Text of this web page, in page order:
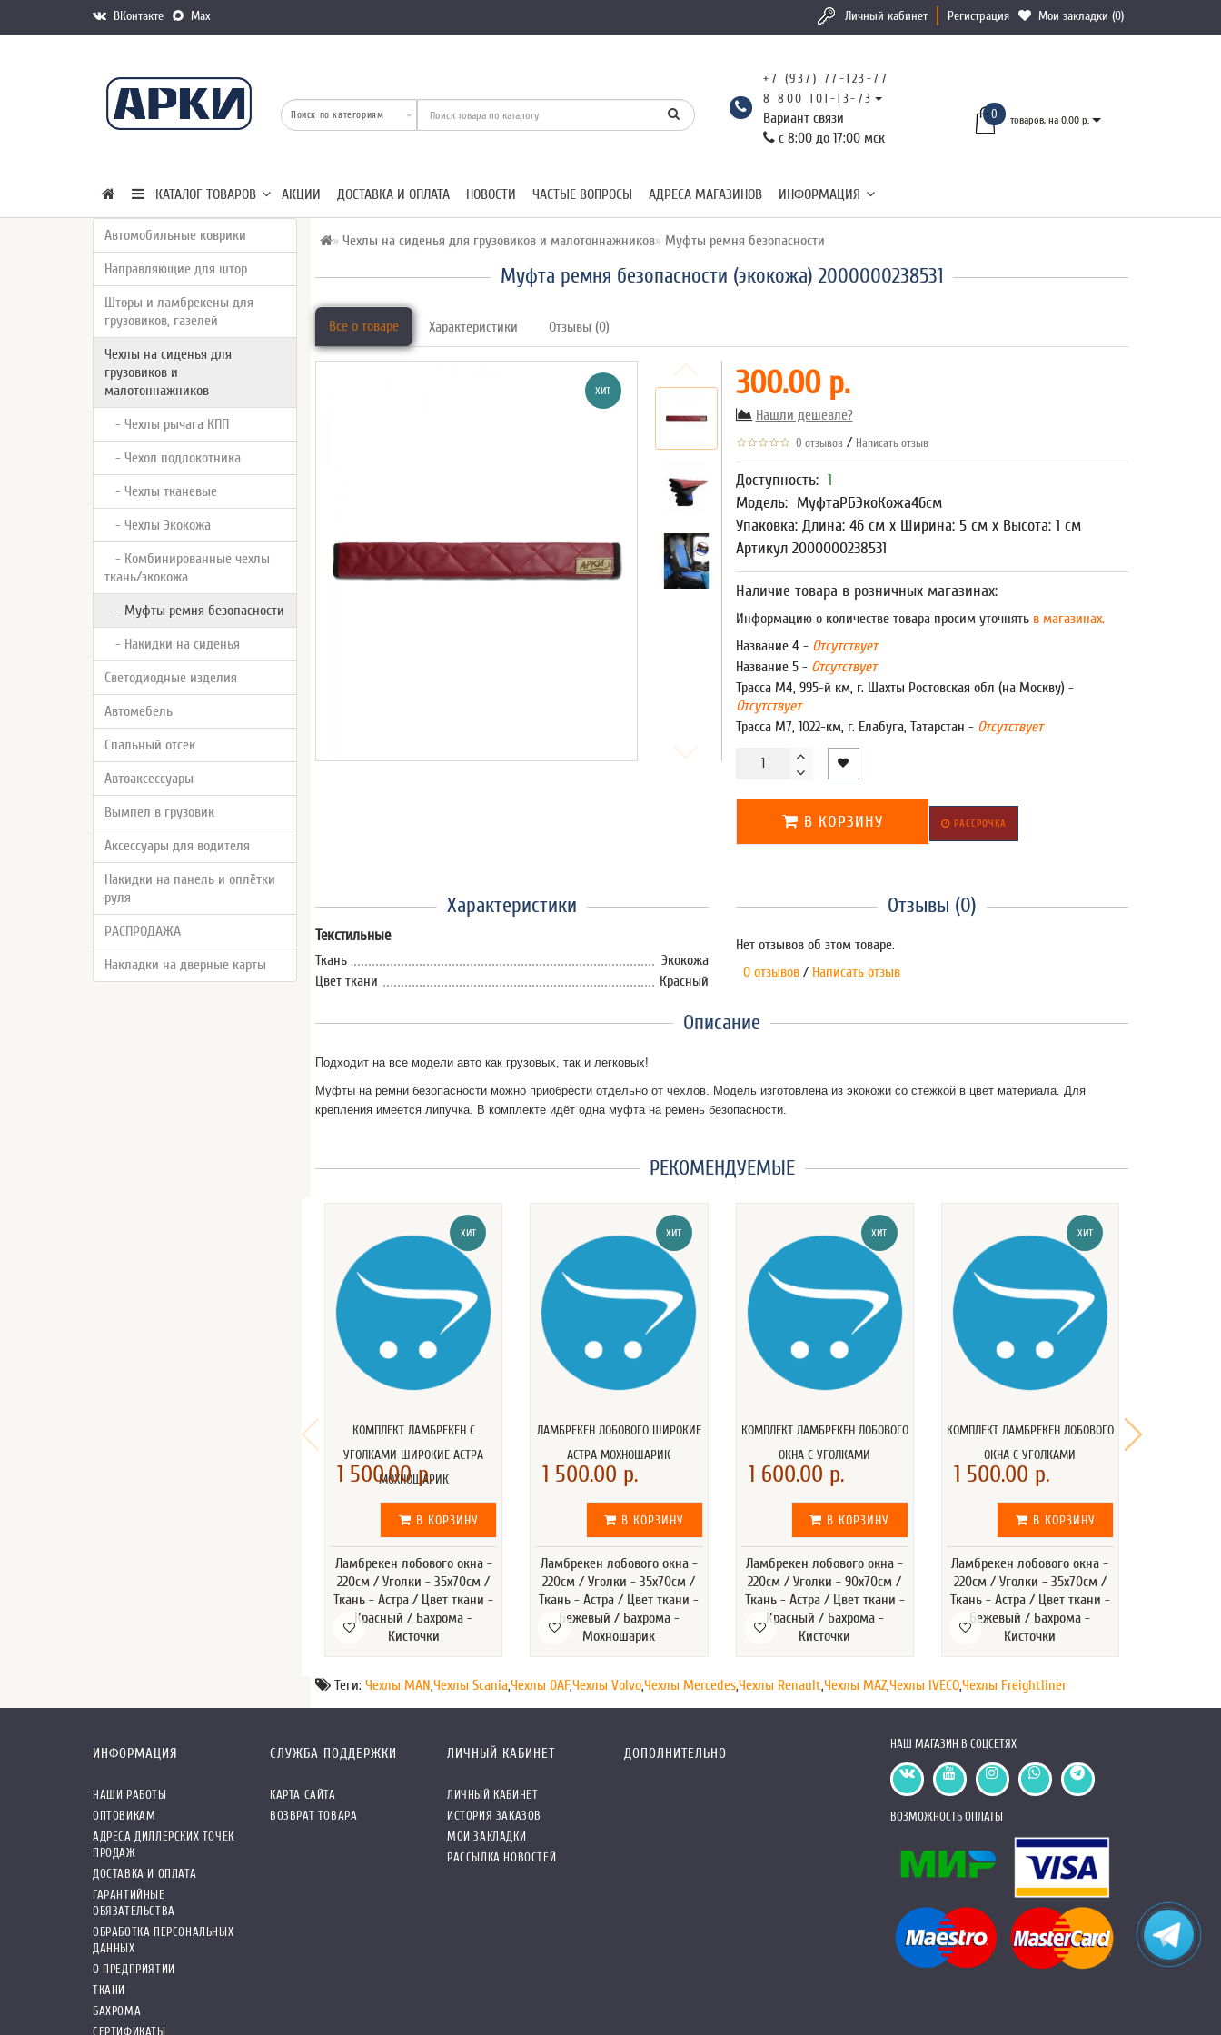
ВКонтакте Max Личный кабинет Регистрация Мои закладки (0)
+7 (937) 77-123-77
8 800 101-13-73
Вариант связи
с 8:00 до 17:00 мск
0 товаров, на 0.00 р.
КАТАЛОГ ТОВАРОВ АКЦИИ ДОСТАВКА И ОПЛАТА НОВОСТИ ЧАСТЫЕ ВОПРОСЫ АДРЕСА МАГАЗИНОВ ИНФОРМАЦИЯ
Автомобильные коврики
Направляющие для штор
Шторы и ламбрекены для
грузовиков, газелей
Чехлы на сиденья для
грузовиков и
малотоннажников
- Чехлы рычага КПП
- Чехол подлокотника
- Чехлы тканевые
- Чехлы Экокожа
- Комбинированные чехлы
ткань/экокожа
- Муфты ремня безопасности
- Накидки на сиденья
Светодиодные изделия
Автомебель
Спальный отсек
Автоаксессуары
Вымпел в грузовик
Аксессуары для водителя
Накидки на панель и оплётки
руля
РАСПРОДАЖА
Накладки на дверные карты
Чехлы на сиденья для грузовиков и малотоннажников Муфты ремня безопасности
Муфта ремня безопасности (экокожа) 2000000238531
Все о товаре Характеристики Отзывы (0)
ХИТ 300.00 р.
Нашли дешевле?
0 отзывов / Написать отзыв
Доступность: 1
Модель: МуфтаРБЭкоКожа46см
Упаковка: Длина: 46 см x Ширина: 5 см x Высота: 1 см
Артикул 2000000238531
Наличие товара в розничных магазинах:
Информацию о количестве товара просим уточнятьв магазинах.
Название 4 - Отсутствует
Название 5 - Отсутствует
Трасса М4, 995-й км, г. Шахты Ростовская обл (на Москву) -
Отсутствует
Трасса М7, 1022-км, г. Елабуга, Татарстан - Отсутствует
В КОРЗИНУ РАССРОЧКА
Характеристики
Текстильные
Ткань
Экокожа
Цвет ткани
Красный
Отзывы (0)
Нет отзывов об этом товаре.
0 отзывов / Написать отзыв
Описание
Подходит на все модели авто как грузовых, так и легковых!
Муфты на ремни безопасности можно приобрести отдельно от чехлов. Модель изготовлена из экокожи со стежкой в цвет материала. Для
крепления имеется липучка. В комплекте идёт одна муфта на ремень безопасности.
РЕКОМЕНДУЕМЫЕ
ХИТ
КОМПЛЕКТ ЛАМБРЕКЕН С
УГОЛКАМИ ШИРОКИЕ АСТРА
МОХНОШАРИК
1 500.00 р.
В КОРЗИНУ
Ламбрекен лобового окна -
220см / Уголки - 35x70см /
Ткань - Астра / Цвет ткани -
Красный / Бахрома -
Кисточки
ХИТ
ЛАМБРЕКЕН ЛОБОВОГО ШИРОКИЕ
АСТРА МОХНОШАРИК
1 500.00 р.
В КОРЗИНУ
Ламбрекен лобового окна -
220см / Уголки - 35x70см /
Ткань - Астра / Цвет ткани -
Бежевый / Бахрома -
Мохношарик
ХИТ
КОМПЛЕКТ ЛАМБРЕКЕН ЛОБОВОГО
ОКНА С УГОЛКАМИ
1 600.00 р.
В КОРЗИНУ
Ламбрекен лобового окна -
220см / Уголки - 90x70см /
Ткань - Астра / Цвет ткани -
Красный / Бахрома -
Кисточки
ХИТ
КОМПЛЕКТ ЛАМБРЕКЕН ЛОБОВОГО
ОКНА С УГОЛКАМИ
1 500.00 р.
В КОРЗИНУ
Ламбрекен лобового окна -
220см / Уголки - 35x70см /
Ткань - Астра / Цвет ткани -
Бежевый / Бахрома -
Кисточки
Теги:Чехлы MAN ,Чехлы Scania,Чехлы DAF,Чехлы Volvo,Чехлы Mercedes,Чехлы Renault ,Чехлы MAZ,Чехлы IVECO,Чехлы Freightliner
ИНФОРМАЦИЯ
НАШИ РАБОТЫ
ОПТОВИКАМ
АДРЕСА ДИЛЛЕРСКИХ ТОЧЕК
ПРОДАЖ
ДОСТАВКА И ОПЛАТА
ГАРАНТИЙНЫЕ
ОБЯЗАТЕЛЬСТВА
ОБРАБОТКА ПЕРСОНАЛЬНЫХ
ДАННЫХ
О ПРЕДПРИЯТИИ
ТКАНИ
БАХРОМА
СЕРТИФИКАТЫ
СЛУЖБА ПОДДЕРЖКИ
КАРТА САЙТА
ВОЗВРАТ ТОВАРА
ЛИЧНЫЙ КАБИНЕТ
ЛИЧНЫЙ КАБИНЕТ
ИСТОРИЯ ЗАКАЗОВ
МОИ ЗАКЛАДКИ
РАССЫЛКА НОВОСТЕЙ
ДОПОЛНИТЕЛЬНО
НАШ МАГАЗИН В СОЦСЕТЯХ
ВОЗМОЖНОСТЬ ОПЛАТЫ